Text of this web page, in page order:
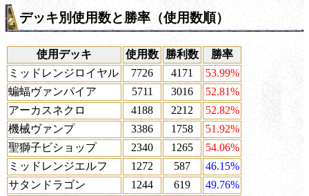
デッキ別使用数と勝率（使用数順）
使用デッキ 使用数 勝利数
勝率
ミッドレンジロイヤル
7726 4171
53.99%
蝙蝠ヴァンパイア
5711 3016
52.81%
アーカスネクロ
4188 2212
52.82%
機械ヴァンプ
3386 1758
51.92%
聖獅子ビショップ
2340 1265
54.06%
ミッドレンジエルフ
1272 587
46.15%
サタンドラゴン
1244 619
49.76%